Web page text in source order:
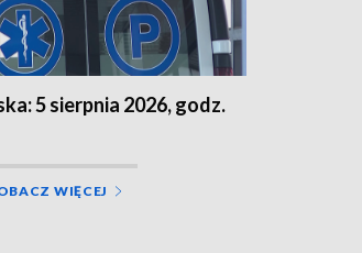
5 sierpnia 2026, godz.
WIĘCEJ